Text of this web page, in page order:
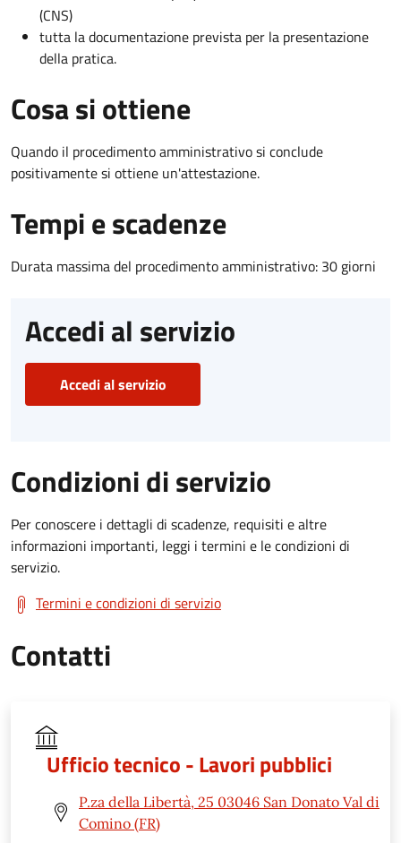
(CNS)
tutta la documentazione prevista per la presentazione
della pratica.
Cosa si ottiene
Quando il procedimento amministrativo si conclude
positivamente si ottiene un'attestazione.
Tempi e scadenze
Durata massima del procedimento amministrativo: 30 giorni
Accedi al servizio
Accedi al servizio
Condizioni di servizio
Per conoscere i dettagli di scadenze, requisiti e altre
informazioni importanti, leggi i termini e le condizioni di
servizio.
Termini e condizioni di servizio
Contatti
Ufficio tecnico - Lavori pubblici
P.za della Libertà, 25 03046 San Donato Val di
Comino (FR)